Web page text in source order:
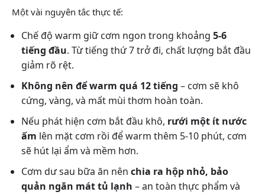
Một vài nguyên tắc thực tế:
Chế độ warm giữ cơm ngon trong khoảng 5-6
tiếng đầu. Từ tiếng thứ 7 trở đi, chất lượng bắt đầu
giảm rõ rệt.
Không nên để warm quá 12 tiếng – cơm sẽ khô
cứng, vàng, và mất mùi thơm hoàn toàn.
Nếu phát hiện cơm bắt đầu khô, rưới một ít nước
ấm lên mặt cơm rồi để warm thêm 5-10 phút, cơm
sẽ hút lại ẩm và mềm hơn.
Cơm dư sau bữa ăn nên chia ra hộp nhỏ, bảo
quản ngăn mát tủ lạnh – an toàn thực phẩm và